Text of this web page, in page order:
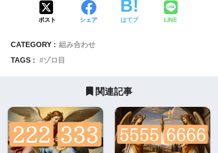
ポスト シェア はてブ LINE
CATEGORY : 組み合わせ
TAGS :
ゾロ目
関連記事